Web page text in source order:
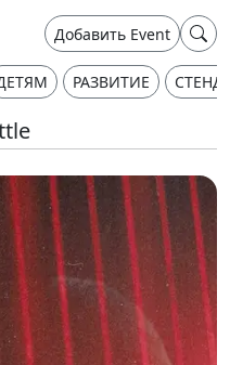
Добавить Event
РАЗВИТИЕ